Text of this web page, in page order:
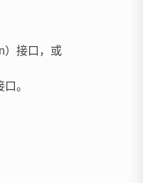
）接口，或
。